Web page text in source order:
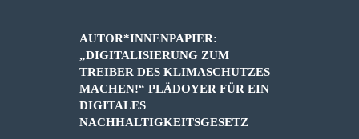
AUTOR*INNENPAPIER:
„DIGITALISIERUNG ZUM
TREIBER DES KLIMASCHUTZES
MACHEN!“ PLÄDOYER FÜR EIN
DIGITALES
NACHHALTIGKEITSGESETZ